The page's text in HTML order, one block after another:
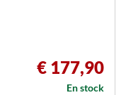
€ 177,90
En stock